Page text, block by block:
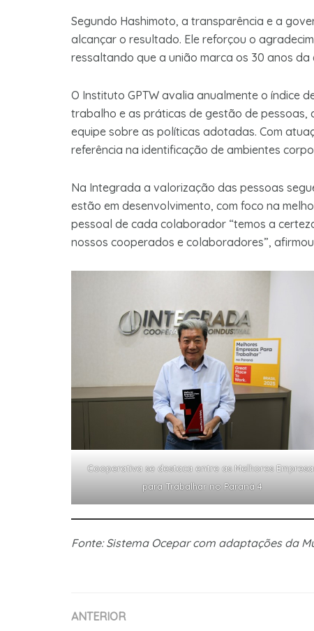
Segundo Hashimoto, a transparência e a
alcançar o resultado. Ele reforçou o
ressaltando que a união marca os 30 anos
O Instituto GPTW avalia anualmente o índice
trabalho e as práticas de gestão de pessoas,
equipe sobre as políticas adotadas. Com
referência na identificação de ambientes
Na Integrada a valorização das pessoas
estão em desenvolvimento, com foco na
pessoal de cada colaborador “temos a
nossos cooperados e colaboradores”,
Cooperativa se destaca entre as Melhores
para Trabalhar no Paraná 4
Fonte: Sistema Ocepar com adaptações da
ANTERIOR